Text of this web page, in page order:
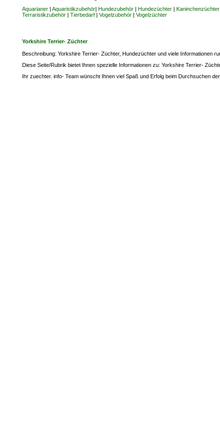
Aquarianer | Aquaristikzubehör| Hundezubehör | Hundezüchter | Kaninchenzüchter
Terraristikzubehör | Tierbedarf | Vogelzubehör | Vogelzüchter
Yorkshire Terrier- Züchter
Beschreibung: Yorkshire Terrier- Züchter, Hundezüchter und viele Informationen
Diese Seite/Rubrik bietet Ihnen spezielle Informationen zu: Yorkshire Terrier-
Ihr zuechter. info- Team wünscht Ihnen viel Spaß und Erfolg beim Durchsuchen